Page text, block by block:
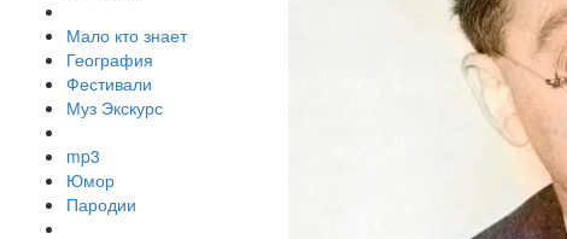
Мало кто знает
География
Фестивали
Муз Экскурс
mp3
Юмор
Пародии